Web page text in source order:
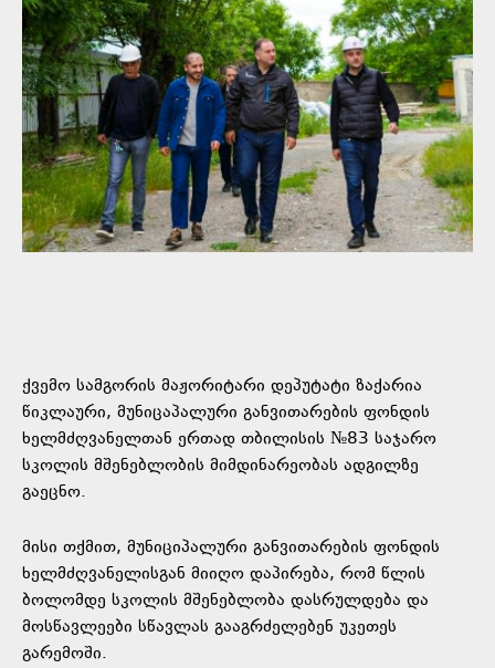
ქვემო სამგორის მაჟორიტარი დეპუტატი ზაქარია
წიკლაური, მუნიცაპალური განვითარების ფონდის
ხელმძღვანელთან ერთად თბილისის №83 საჯარო
სკოლის მშენებლობის მიმდინარეობას ადგილზე
გაეცნო.
მისი თქმით, მუნიციპალური განვითარების ფონდის
ხელმძღვანელისგან მიიღო დაპირება, რომ წლის
ბოლომდე სკოლის მშენებლობა დასრულდება და
მოსწავლეები სწავლას გააგრძელებენ უკეთეს
გარემოში.